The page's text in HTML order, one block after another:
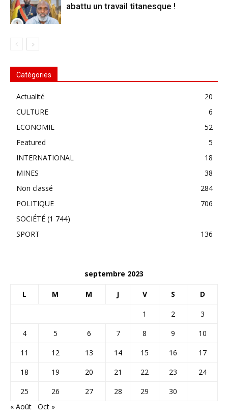
abattu un travail titanesque !
Catégories
Actualité
20
CULTURE
6
ECONOMIE
52
Featured
5
INTERNATIONAL
18
MINES
38
Non classé
284
POLITIQUE
706
SOCIÉTÉ (1 744)
SPORT
136
septembre 2023
L M M J V S D
1 2
3
4
5 6 7 8 9
10
11
12 13 14 15 16
17
18
19 20 21 22 23
24
25
26 27 28 29
30
« Août
Oct »